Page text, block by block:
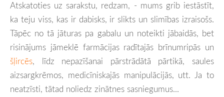
Atskatoties uz sarakstu, redzam, - mums grib iestāstīt,
ka teju viss, kas ir dabisks, ir slikts un slimības izraisošs.
Tāpēc no tā jāturas pa gabalu un noteikti jābaidās, bet
risinājums jāmeklē farmācijas radītajās brīnumripās un
šļircēs, līdz nepazīšanai pārstrādātā pārtikā, saules
aizsargkrēmos, medicīniskajās manipulācijās, utt. Ja to
neatzīsti, tātad noliedz zinātnes sasniegumus...